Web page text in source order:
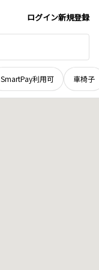
ログイン新規登録
SmartPay利用可 車椅子